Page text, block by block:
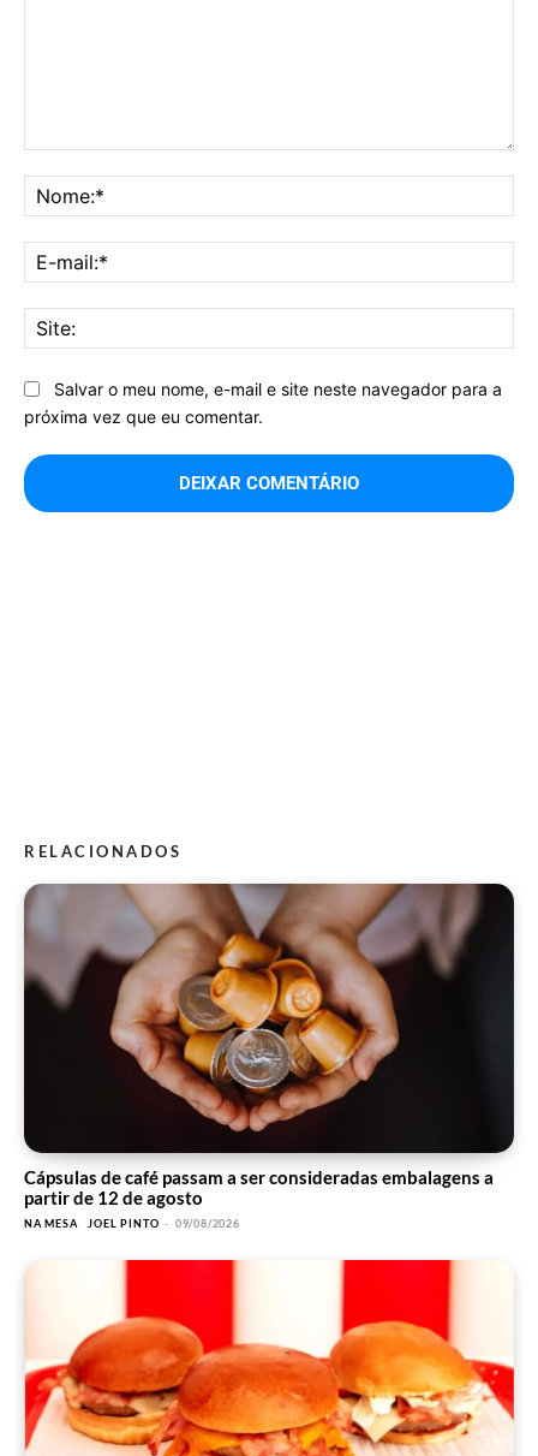
Salvar o meu nome, e-mail e site neste navegador para a
próxima vez que eu comentar.
RELACIONADOS
Cápsulas de café passam a ser consideradas embalagens a
partir de 12 de agosto
NA MESA JOEL PINTO - 09/08/2026